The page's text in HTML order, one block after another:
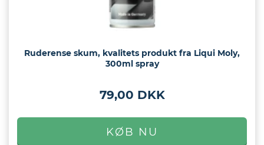
Ruderense skum, kvalitets produkt fra Liqui Moly,
300ml spray
79,00 DKK